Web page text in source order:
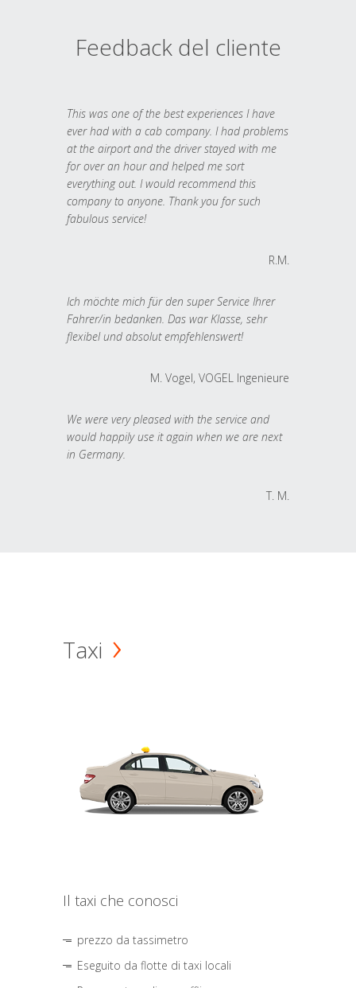
Feedback del cliente
This was one of the best experiences I have
ever had with a cab company. I had problems
at the airport and the driver stayed with me
for over an hour and helped me sort
everything out. I would recommend this
company to anyone. Thank you for such
fabulous service!
R.M.
Ich möchte mich für den super Service Ihrer
Fahrer/in bedanken. Das war Klasse, sehr
flexibel und absolut empfehlenswert!
M. Vogel, VOGEL Ingenieure
We were very pleased with the service and
would happily use it again when we are next
in Germany.
T. M.
Taxi
Il taxi che conosci
prezzo da tassimetro
Eseguito da flotte di taxi locali